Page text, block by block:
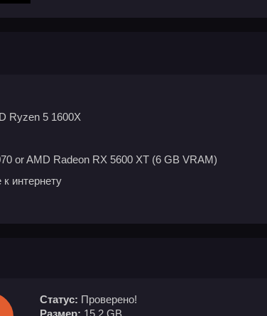
Ryzen 5 1600X
or AMD Radeon RX 5600 XT (6 GB VRAM)
интернету
Статус: Проверено!
Размер: 15.2 GB